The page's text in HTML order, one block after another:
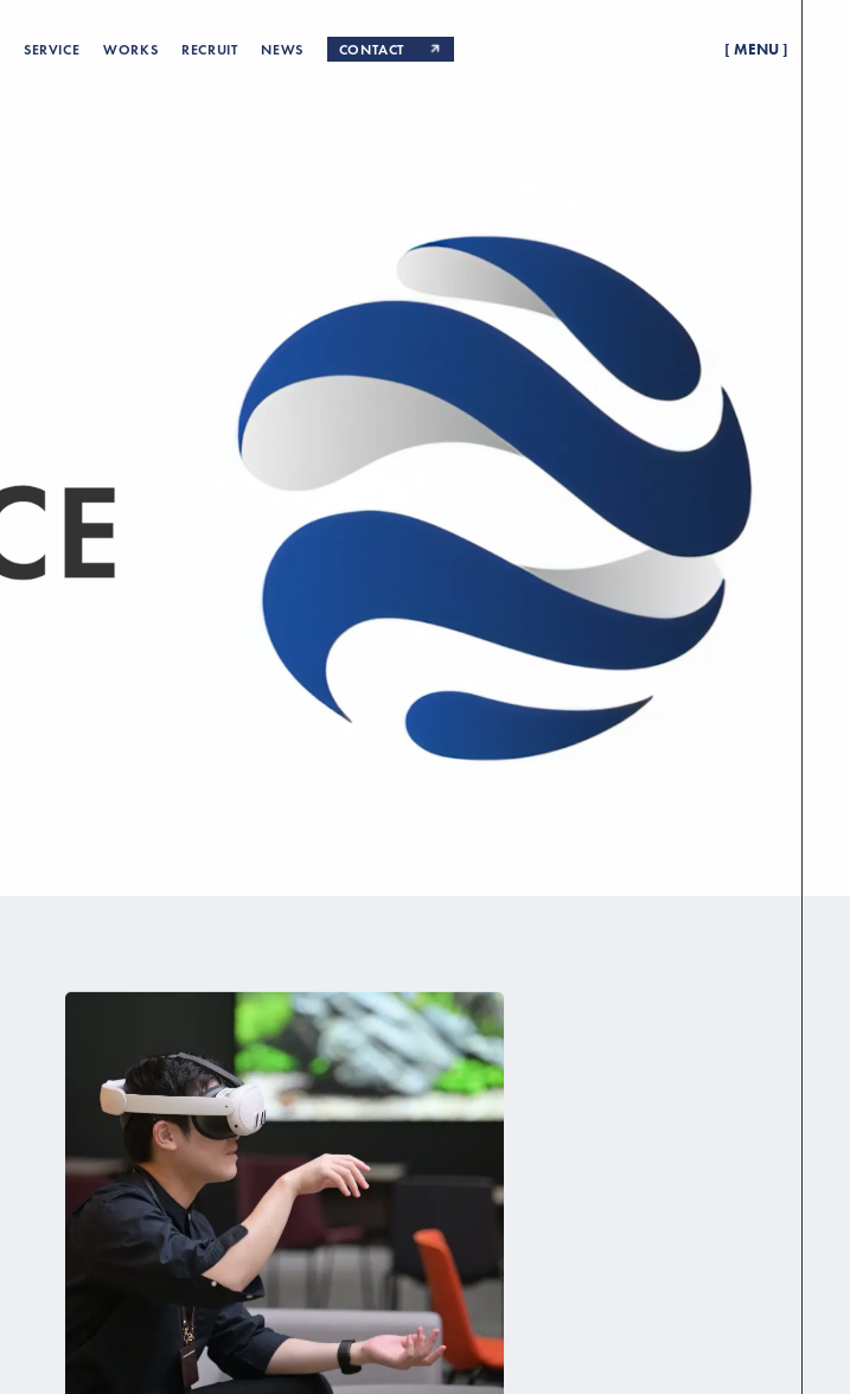
SERVICE WORKS RECRUIT NEWS CONTACT